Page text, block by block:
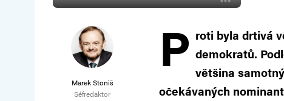
Marek Stoniš
Šéfredaktor
P roti byla drtivá
demokratů.
většina
očekávaných